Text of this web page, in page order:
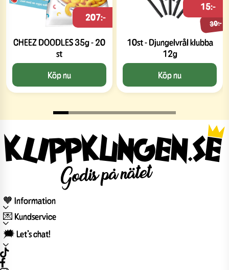
CHEEZ DOODLES 35g - 20
st
207:-
Köp nu
10st - Djungelvrål klubba
12g
30:-
15:-
Köp nu
🧡 Information
💌 Kundservice
🗯️ Let’s chat!